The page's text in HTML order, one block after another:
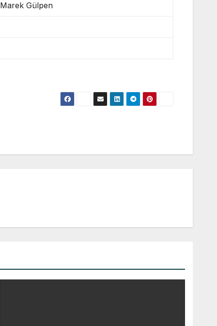
Marek Gülpen